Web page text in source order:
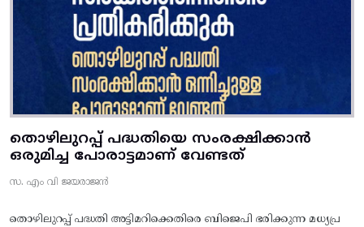
തൊഴിലുറപ്പ് പദ്ധതിയെ സംരക്ഷിക്കാൻ
ഒരുമിച്ച പോരാട്ടമാണ് വേണ്ടത്
സ. എം വി ജയരാജൻ
തൊഴിലുറപ്പ് പദ്ധതി അട്ടിമറിക്കെതിരെ ബിജെപി ഭരിക്കുന്ന മധ്യപ്ര